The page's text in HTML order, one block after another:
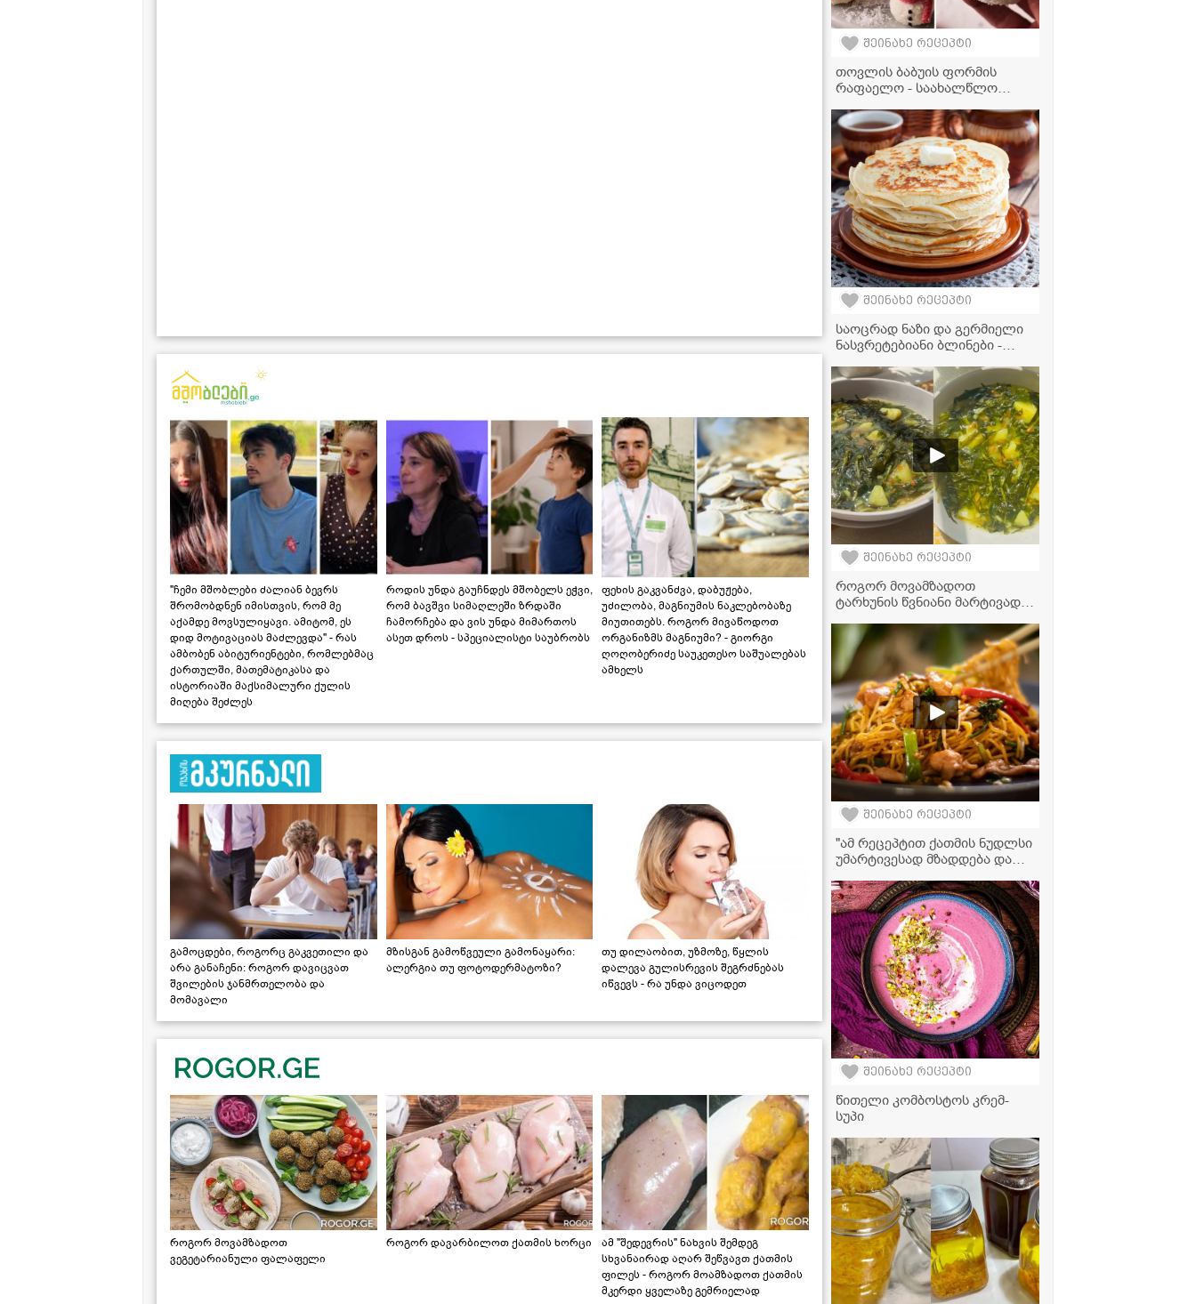
"ჩემი მშობლები ძალიან ბევრს
შრომობდნენ იმისთვის, რომ მე
აქამდე მოვსულიყავი. ამიტომ, ეს
დიდ მოტივაციას მაძლევდა" - რას
ამბობენ აბიტურიენტები, რომლებმაც
ქართულში, მათემატიკასა და
ისტორიაში მაქსიმალური ქულის
მიღება შეძლეს
როდის უნდა გაუჩნდეს მშობელს ეჭვი,
რომ ბავშვი სიმაღლეში ზრდაში
ჩამორჩება და ვის უნდა მიმართოს
ასეთ დროს - სპეციალისტი საუბრობს
ფეხის გაკვანძვა, დაბუჟება,
უძილობა, მაგნიუმის ნაკლებობაზე
მიუთითებს. როგორ მივაწოდოთ
ორგანიზმს მაგნიუმი? - გიორგი
ღოღობერიძე საუკეთესო საშუალებას
ამხელს
გამოცდები, როგორც გაკვეთილი და
არა განაჩენი: როგორ დავიცვათ
შვილების ჯანმრთელობა და
მომავალი
მზისგან გამოწვეული გამონაყარი:
ალერგია თუ ფოტოდერმატოზი?
თუ დილაობით, უზმოზე, წყლის
დალევა გულისრევის შეგრძნებას
იწვევს - რა უნდა ვიცოდეთ
როგორ მოვამზადოთ
ვეგეტარიანული ფალაფელი
როგორ დავარბილოთ ქათმის ხორცი
ამ "შედევრის" ნახვის შემდეგ
სხვანაირად აღარ შეწვავთ ქათმის
ფილეს - როგორ მოამზადოთ ქათმის
მკერდი ყველაზე გემრიელად
შეინახე რეცეპტი
თოვლის ბაბუის ფორმის
რაფაელო - საახალწლო
უმარტივესად მზადდება!
შეინახე რეცეპტი
საოცრად ნაზი და გერმიელი
ნასვრეტებიანი ბლინები -
შეინახე რეცეპტი
როგორ მოვამზადოთ
ტარხუნის წვნიანი მარტივად
რეცეპტი
შეინახე რეცეპტი
"ამ რეცეპტით ქათმის ნუდლსი
უმარტივესად მზადდება და
გამოდის" - მკითხველის
ვიდერეცეპტი
შეინახე რეცეპტი
წითელი კომბოსტოს კრემ-
სუპი